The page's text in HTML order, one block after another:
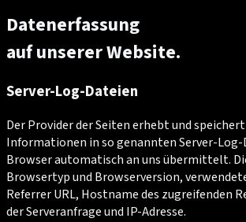
Datenerfassung
auf unserer Website.
Server-Log-Dateien
Der Provider der Seiten erhebt und
Informationen in so genannten Server-
Browser automatisch an uns übermittelt.
Browsertyp und Browserversion,
Referrer URL, Hostname des zugreifenden
der Serveranfrage und IP-Adresse.